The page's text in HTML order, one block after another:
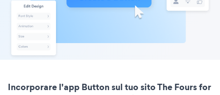
Incorporare l'app Button sul tuo sito The Fours for